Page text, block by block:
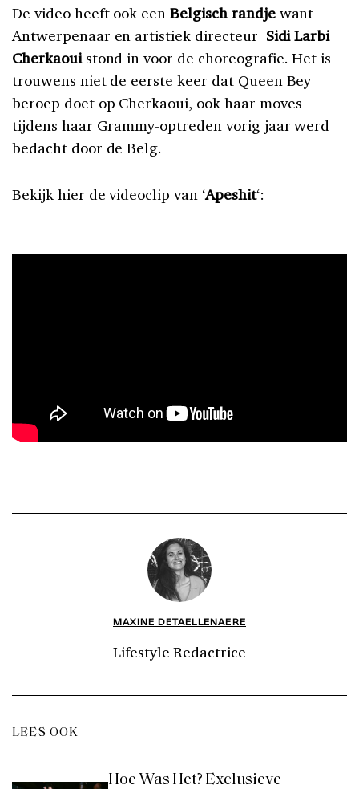
De video heeft ook eenBelgisch randjewant
Antwerpenaar en artistiek directeur Sidi Larbi
Cherkaoui stond in voor de choreografie. Het is
trouwens niet de eerste keer dat Queen Bey
beroep doet op Cherkaoui, ook haar moves
tijdens haar Grammy-optreden vorig jaar werd
bedacht door de Belg.
Bekijk hier de videoclip van ‘Apeshit‘:
MAXINE DETAELLENAERE
Lifestyle Redactrice
LEES OOK
Hoe Was Het? Exclusieve